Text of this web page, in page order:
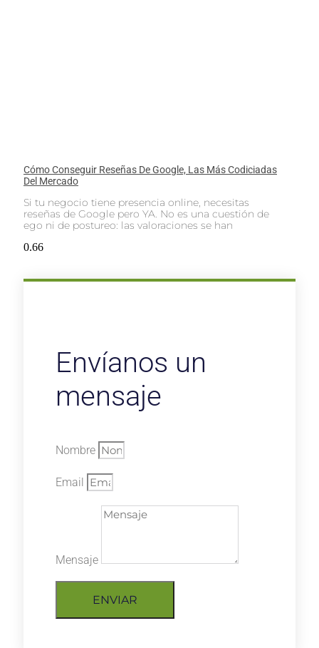
Cómo Conseguir Reseñas De Google, Las Más Codiciadas
Del Mercado
Si tu negocio tiene presencia online, necesitas
reseñas de Google pero YA. No es una cuestión de
ego ni de postureo: las valoraciones se han
Envíanos un
mensaje
Nombre
Email
Mensaje
ENVIAR